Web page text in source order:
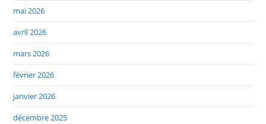
mai 2026
avril 2026
mars 2026
février 2026
janvier 2026
décembre 2025